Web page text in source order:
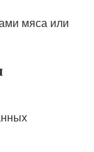
мяса или